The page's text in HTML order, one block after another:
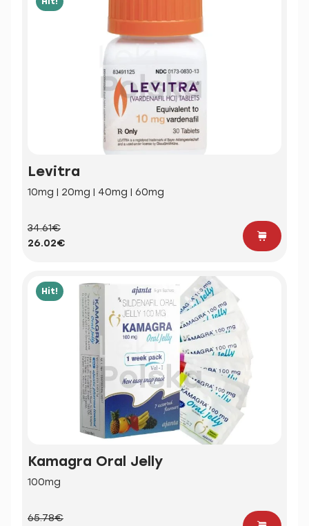
Levitra
10mg | 20mg | 40mg | 60mg
34.61€
26.02€
Hit!
Kamagra Oral Jelly
100mg
65.78€